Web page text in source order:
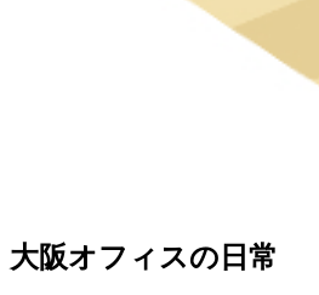
大阪オフィスの日常